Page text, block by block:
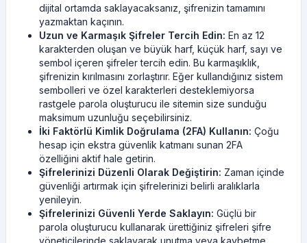
dijital ortamda saklayacaksanız, şifrenizin tamamını
yazmaktan kaçının.
Uzun ve Karmaşık Şifreler Tercih Edin: En az 12
karakterden oluşan ve büyük harf, küçük harf, sayı ve
sembol içeren şifreler tercih edin. Bu karmaşıklık,
şifrenizin kırılmasını zorlaştırır. Eğer kullandığınız sistem
sembolleri ve özel karakterleri desteklemiyorsa
rastgele parola oluşturucu ile sitemin size sunduğu
maksimum uzunluğu seçebilirsiniz.
İki Faktörlü Kimlik Doğrulama (2FA) Kullanın: Çoğu
hesap için ekstra güvenlik katmanı sunan 2FA
özelliğini aktif hale getirin.
Şifrelerinizi Düzenli Olarak Değiştirin: Zaman içinde
güvenliği artırmak için şifrelerinizi belirli aralıklarla
yenileyin.
Şifrelerinizi Güvenli Yerde Saklayın: Güçlü bir
parola oluşturucu kullanarak ürettiğiniz şifreleri şifre
yöneticilerinde saklayarak unutma veya kaybetme